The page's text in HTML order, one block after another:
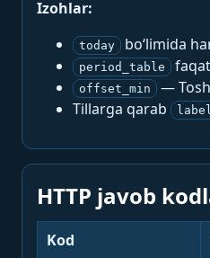
Izohlar:
today bo‘limida
period_table faqat
offset_min
—
Tillarga qarab
HTTP javob
Kod